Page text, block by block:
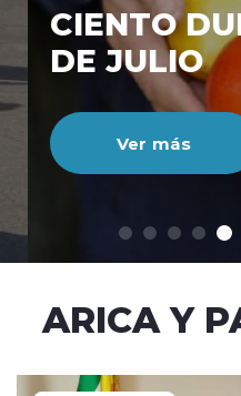
modo claro
CIENTO
DE JULIO
Ver más
ARICA Y